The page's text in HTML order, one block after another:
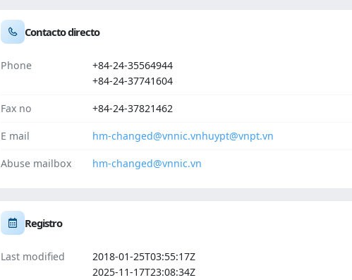
Contacto directo
Phone
+84-24-35564944
+84-24-37741604
Fax no +84-24-37821462
E mail hm-changed@vnnic.vnhuypt@vnpt.vn
Abuse mailbox hm-changed@vnnic.vn
Registro
Last modified
2018-01-25T03:55:17Z
2025-11-17T23:08:34Z